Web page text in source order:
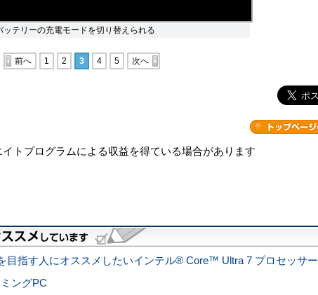
テリーの充電モードを切り替えられる
前へ 1 2 3 4 5 次へ
トプログラムによる収益を得ている場合があります
目指す人にオススメしたいインテル® Core™ Ultra 7 プロセッサー
ングPC